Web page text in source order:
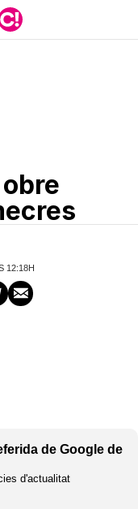
12:18H
de Google de
d'actualitat